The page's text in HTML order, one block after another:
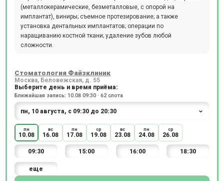
(металлокерамические, безметалловые, с опорой на
имплантат), виниры; съемное протезирование; а также
установка дентальных имплантатов; операции по
наращиванию костной ткани; удаление зубов любой
сложности.
Стоматология Файзклиник
Москва, Беловежская, д. 55
Выберите день и время приёма:
Ближайшая запись: 10.08 09:30 · 62 слота
пн
10.08
вс
16.08
пн
17.08
ср
19.08
вс
23.08
пн
24.08
ср
26.08
09:30 15:00 16:00 18:30
еще